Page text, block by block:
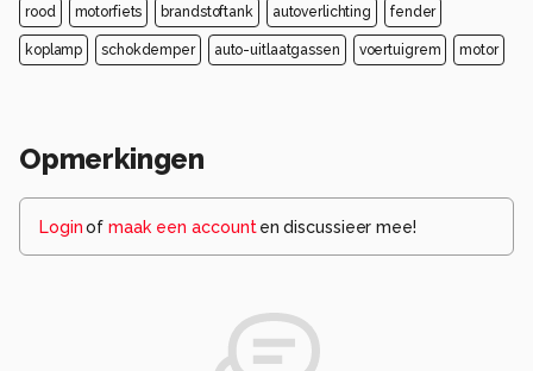
rood motorfiets brandstoftank autoverlichting fender
koplamp schokdemper auto-uitlaatgassen voertuigrem motor
Opmerkingen
Loginof maak een account en discussieer mee!